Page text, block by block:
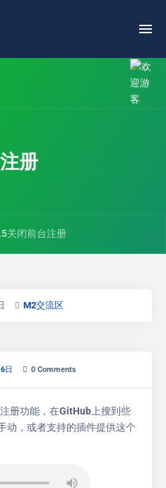
册
关闭前台注册
M2交流区
日 0 Comments
册功能，在GitHub上搜到些
动，或者支持的插件提供这个